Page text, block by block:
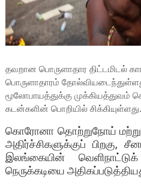
தவறான பொருளாதார திட்டமிடல்
பொருளாதாரம்
மூலோபாயத்துக்கு முக்கியத்துவம்
கடன்களின் பொறியில் சிக்கியுள்ளது.
கொரோனா தொற்றுநோய்
அதிர்ச்சிகளுக்குப் பிறகு,
இலங்கையின்
நெருக்கடியை